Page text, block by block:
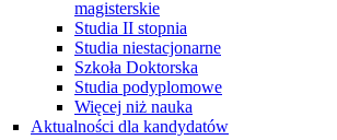
magisterskie
Studia II stopnia
Studia niestacjonarne
Szkoła Doktorska
Studia podyplomowe
Więcej niż nauka
Aktualności dla kandydatów